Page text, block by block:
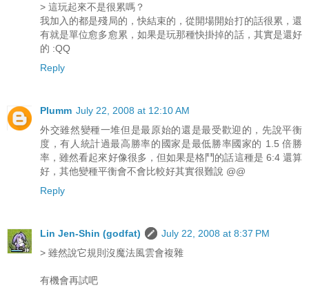
> 這玩起來不是很累嗎？
我加入的都是殘局的，快結束的，從開場開始打的話很累，還
有就是單位愈多愈累，如果是玩那種快掛掉的話，其實是還好
的 :QQ
Reply
Plumm July 22, 2008 at 12:10 AM
外交雖然變種一堆但是最原始的還是最受歡迎的，先說平衡
度，有人統計過最高勝率的國家是最低勝率國家的 1.5 倍勝
率，雖然看起來好像很多，但如果是格鬥的話這種是 6:4 還算
好，其他變種平衡會不會比較好其實很難說 @@
Reply
Lin Jen-Shin (godfat)
July 22, 2008 at 8:37 PM
> 雖然說它規則沒魔法風雲會複雜
有機會再試吧